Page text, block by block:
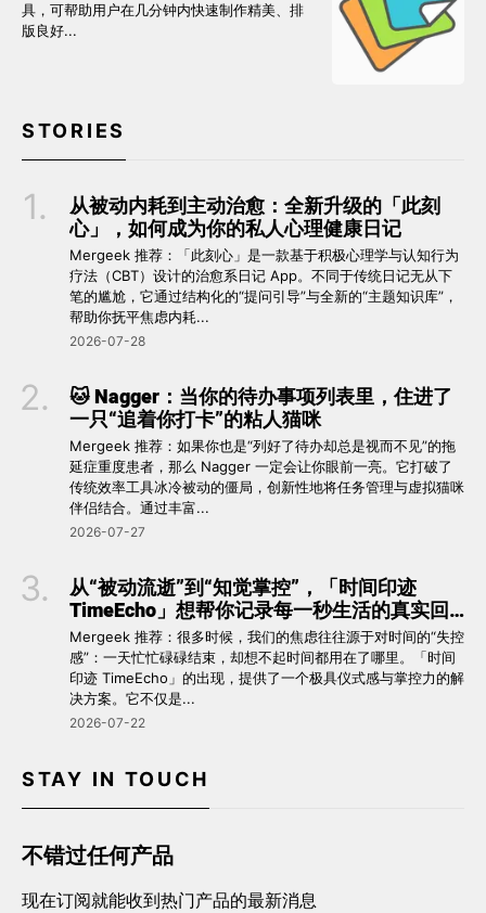
具，可帮助用户在几分钟内快速制作精美、排
版良好...
STORIES
从被动内耗到主动治愈：全新升级的「此刻
心」，如何成为你的私人心理健康日记
Mergeek 推荐：「此刻心」是一款基于积极心理学与认知行为
疗法（CBT）设计的治愈系日记 App。不同于传统日记无从下
笔的尴尬，它通过结构化的“提问引导”与全新的“主题知识库”，
帮助你抚平焦虑内耗...
2026-07-28
🐱 Nagger：当你的待办事项列表里，住进了
一只“追着你打卡”的粘人猫咪
Mergeek 推荐：如果你也是“列好了待办却总是视而不见”的拖
延症重度患者，那么 Nagger 一定会让你眼前一亮。它打破了
传统效率工具冰冷被动的僵局，创新性地将任务管理与虚拟猫咪
伴侣结合。通过丰富...
2026-07-27
从“被动流逝”到“知觉掌控”，「时间印迹
TimeEcho」想帮你记录每一秒生活的真实回
响 ⏳
Mergeek 推荐：很多时候，我们的焦虑往往源于对时间的“失控
感”：一天忙忙碌碌结束，却想不起时间都用在了哪里。「时间
印迹 TimeEcho」的出现，提供了一个极具仪式感与掌控力的解
决方案。它不仅是...
2026-07-22
STAY IN TOUCH
不错过任何产品
现在订阅就能收到热门产品的最新消息